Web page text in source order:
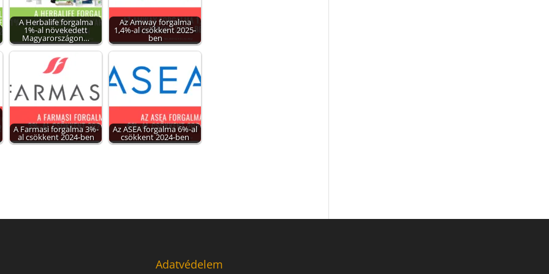
A Herbalife forgalma
1%-al növekedett
Magyarországon…
Az Amway forgalma
1,4%-al csökkent 2025-
ben
A Farmasi forgalma 3%-
al csökkent 2024-ben
Az ASEA forgalma 6%-al
csökkent 2024-ben
Adatvédelem